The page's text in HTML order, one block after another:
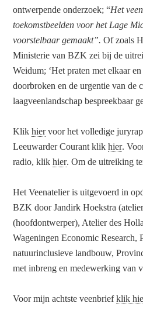
ontwerpende onderzoek;“Het
toekomstbeelden voor het Lage
voorstelbaar gemaakt”. Of zoals
Ministerie van BZK zei bij de
Weidum; ‘Het praten met elkaar
doorbroken en de urgentie van de
laagveenlandschap bespreekbaar
Klikhiervoor het volledige
Leeuwarder Courant klikhier.
radio, klikhier. Om de uitreiking
Het Veenatelier is uitgevoerd in
BZK door Jandirk Hoekstra
(hoofdontwerper), Atelier des
Wageningen Economic
natuurinclusieve landbouw,
met inbreng en medewerking van
Voor mijn achtste veenbriefklik